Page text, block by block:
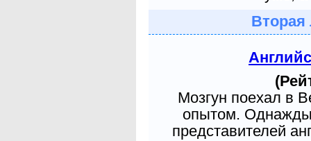
Вторая
Мозгун поехал в
опытом. Однажды
представителей